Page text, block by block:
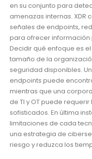
en su conjunto para
amenazas internas.
señales de endpoints,
para ofrecer información
Decidir qué enfoque es
tamaño de la
seguridad disponibles.
endpoints puede
mientras que una
de TI y OT puede
sofisticados. En última
limitaciones de cada
una estrategia de
riesgo y reduzca los